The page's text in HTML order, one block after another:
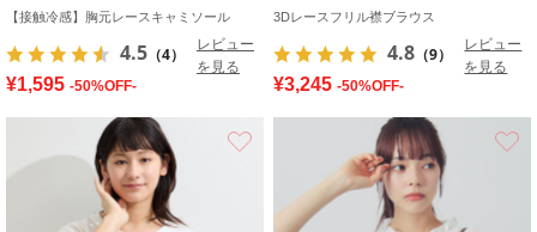
【接触冷感】胸元レースキャミソール
4.5 （4）
レビュー
を見る
¥1,595 -50%OFF-
3Dレースフリル襟ブラウス
4.8 （9）
レビュー
を見る
¥3,245 -50%OFF-